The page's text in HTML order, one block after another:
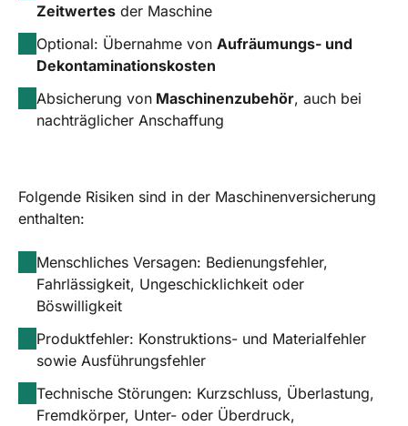
Zeitwertes der Maschine
Optional: Übernahme von Aufräumungs- und
Dekontaminationskosten
Absicherung von Maschinenzubehör, auch bei
nachträglicher Anschaffung
Folgende Risiken sind in der Maschinenversicherung
enthalten:
Menschliches Versagen: Bedienungsfehler,
Fahrlässigkeit, Ungeschicklichkeit oder
Böswilligkeit
Produktfehler: Konstruktions- und Materialfehler
sowie Ausführungsfehler
Technische Störungen: Kurzschluss, Überlastung,
Fremdkörper, Unter- oder Überdruck,